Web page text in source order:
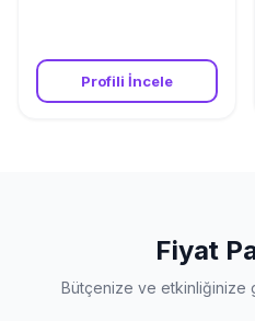
Profili İncele
Fiyat
Bütçenize ve etkinliğinize